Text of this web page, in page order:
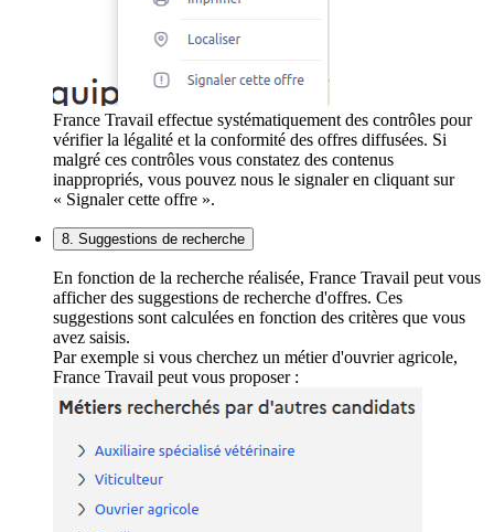
France Travail effectue systématiquement des contrôles pour
vérifier la légalité et la conformité des offres diffusées. Si
malgré ces contrôles vous constatez des contenus
inappropriés, vous pouvez nous le signaler en cliquant sur
« Signaler cette offre ».
8. Suggestions de recherche
En fonction de la recherche réalisée, France Travail peut vous
afficher des suggestions de recherche d'offres. Ces
suggestions sont calculées en fonction des critères que vous
avez saisis.
Par exemple si vous cherchez un métier d'ouvrier agricole,
France Travail peut vous proposer :